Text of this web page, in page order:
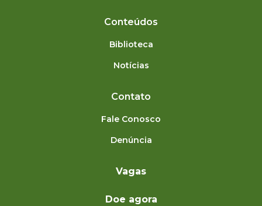
Conteúdos
Biblioteca
Notícias
Contato
Fale Conosco
Denúncia
Vagas
Doe agora